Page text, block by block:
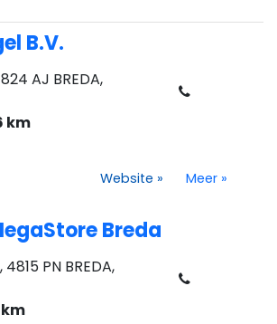
B.V.
AJ BREDA,
km
Website » Meer »
Breda
PN BREDA,